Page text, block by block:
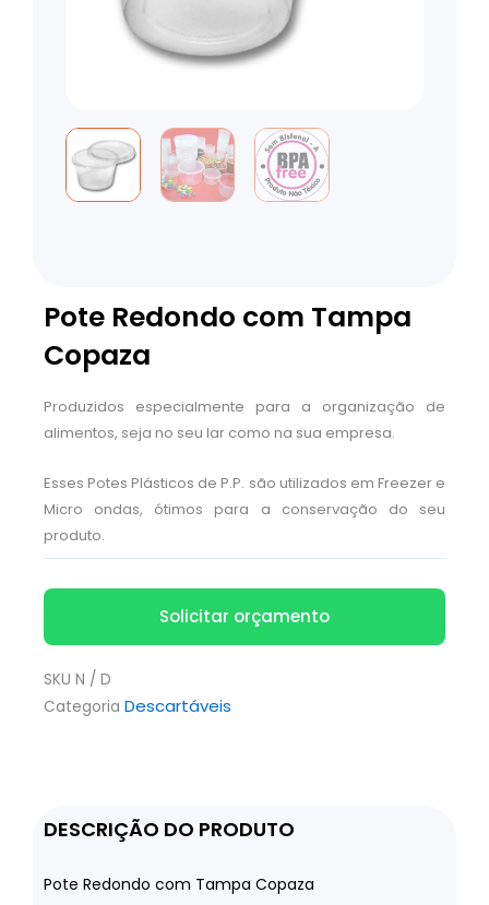
Pote Redondo com Tampa
Copaza
Produzidos especialmente para a organização de
alimentos, seja no seu lar como na sua empresa.
Esses Potes Plásticos de P.P. são utilizados em Freezer e
Micro ondas, ótimos para a conservação do seu
produto.
Solicitar orçamento
SKU N / D
Categoria Descartáveis
DESCRIÇÃO DO PRODUTO
Pote Redondo com Tampa Copaza